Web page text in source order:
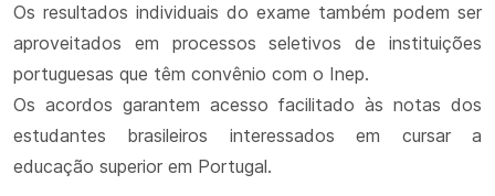
Os resultados individuais do exame também podem ser
aproveitados em processos seletivos de instituições
portuguesas que têm convênio com o Inep.
Os acordos garantem acesso facilitado às notas dos
estudantes brasileiros interessados em cursar a
educação superior em Portugal.